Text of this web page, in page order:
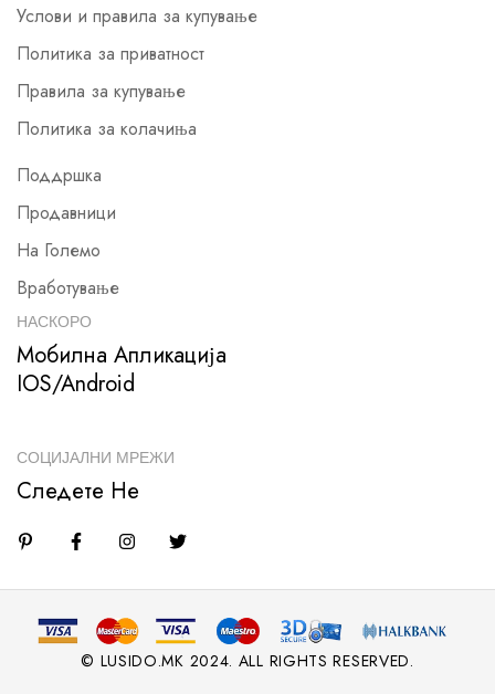
Услови и правила за купување
Политика за приватност
Правила за купување
Политика за колачиња
Поддршка
Продавници
На Големо
Вработување
НАСКОРО
Мобилна Апликација
IOS/Android
СОЦИЈАЛНИ МРЕЖИ
Следете Не
© LUSIDO.MK 2024. ALL RIGHTS RESERVED.